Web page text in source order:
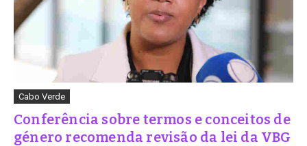
Cabo Verde
Conferência sobre termos e conceitos de
género recomenda revisão da lei da VBG